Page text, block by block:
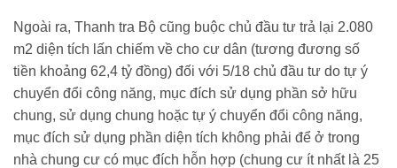
Ngoài ra, Thanh tra Bộ cũng buộc chủ đầu tư trả lại 2.080
m2 diện tích lấn chiếm về cho cư dân (tương đương số
tiền khoảng 62,4 tỷ đồng) đối với 5/18 chủ đầu tư do tự ý
chuyển đổi công năng, mục đích sử dụng phần sở hữu
chung, sử dụng chung hoặc tự ý chuyển đổi công năng,
mục đích sử dụng phần diện tích không phải để ở trong
nhà chung cư có mục đích hỗn hợp (chung cư ít nhất là 25